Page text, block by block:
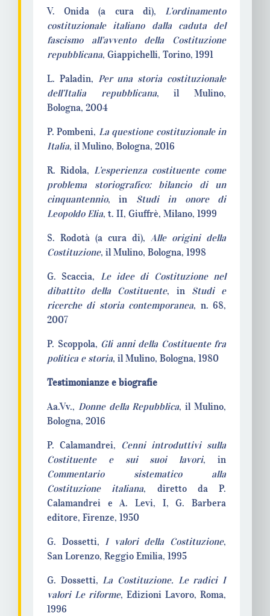
V. Onida (a cura di), L’ordinamento
costituzionale italiano dalla caduta del
fascismo all’avvento della Costituzione
repubblicana, Giappichelli, Torino, 1991
L. Paladin, Per una storia costituzionale
dell’Italia repubblicana, il Mulino,
Bologna, 2004
P. Pombeni, La questione costituzionale in
Italia, il Mulino, Bologna, 2016
R. Ridola, L’esperienza costituente come
problema storiografico: bilancio di un
cinquantennio, in Studi in onore di
Leopoldo Elia, t. II, Giuffrè, Milano, 1999
S. Rodotà (a cura di), Alle origini della
Costituzione, il Mulino, Bologna, 1998
G. Scaccia, Le idee di Costituzione nel
dibattito della Costituente, in Studi e
ricerche di storia contemporanea, n. 68,
2007
P. Scoppola, Gli anni della Costituente fra
politica e storia, il Mulino, Bologna, 1980
Testimonianze e biografie
Aa.Vv., Donne della Repubblica, il Mulino,
Bologna, 2016
P. Calamandrei, Cenni introduttivi sulla
Costituente e sui suoi lavori, in
Commentario sistematico alla
Costituzione italiana, diretto da P.
Calamandrei e A. Levi, I, G. Barbera
editore, Firenze, 1950
G. Dossetti,I valori della Costituzione,
San Lorenzo, Reggio Emilia, 1995
G. Dossetti,La Costituzione. Le radici I
valori Le riforme, Edizioni Lavoro, Roma,
1996